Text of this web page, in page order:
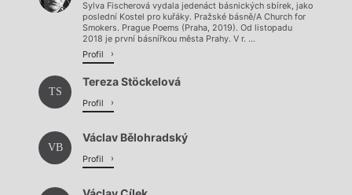
Sylva Fischerová vydala jedenáct básnických sbírek, jako
poslední Kostel pro kuřáky. Pražské básně/A Church for
Smokers. Prague Poems (Praha, 2019). Od listopadu
2018 je první básnířkou města Prahy. V r. ...
Profil
TS
Tereza Stöckelová
Profil
VB
Václav Bělohradský
Profil